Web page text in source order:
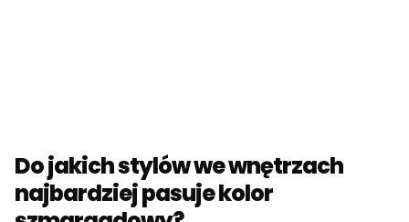
Do jakich stylów we wnętrzach
najbardziej pasuje kolor